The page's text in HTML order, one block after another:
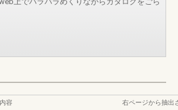
容
右ページから抽出